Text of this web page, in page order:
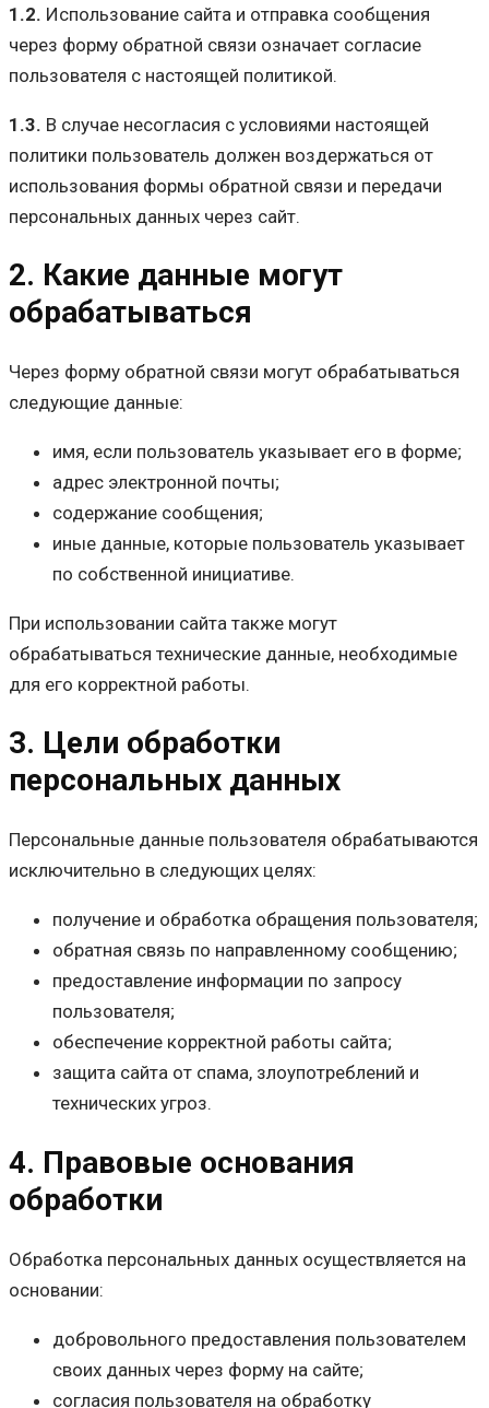
1.2. Использование сайта и отправка сообщения
через форму обратной связи означает согласие
пользователя с настоящей политикой.
1.3. В случае несогласия с условиями настоящей
политики пользователь должен воздержаться от
использования формы обратной связи и передачи
персональных данных через сайт.
2. Какие данные могут
обрабатываться
Через форму обратной связи могут обрабатываться
следующие данные:
имя, если пользователь указывает его в форме;
адрес электронной почты;
содержание сообщения;
иные данные, которые пользователь указывает
по собственной инициативе.
При использовании сайта также могут
обрабатываться технические данные, необходимые
для его корректной работы.
3. Цели обработки
персональных данных
Персональные данные пользователя обрабатываются
исключительно в следующих целях:
получение и обработка обращения пользователя;
обратная связь по направленному сообщению;
предоставление информации по запросу
пользователя;
обеспечение корректной работы сайта;
защита сайта от спама, злоупотреблений и
технических угроз.
4. Правовые основания
обработки
Обработка персональных данных осуществляется на
основании:
добровольного предоставления пользователем
своих данных через форму на сайте;
согласия пользователя на обработку